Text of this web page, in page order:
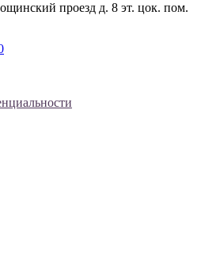
проезд д. 8 эт. цок. пом.